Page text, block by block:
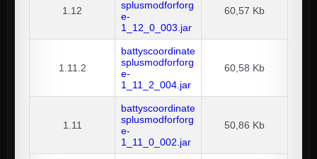
1.12
splusmodforforg
e-
1_12_0_003.jar
60,57 Kb
1.11.2
battyscoordinate
splusmodforforg
e-
1_11_2_004.jar
60,58 Kb
1.11
battyscoordinate
splusmodforforg
e-
1_11_0_002.jar
50,86 Kb